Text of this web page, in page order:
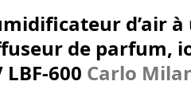
d’air
de parfum,
LBF-600 Carlo